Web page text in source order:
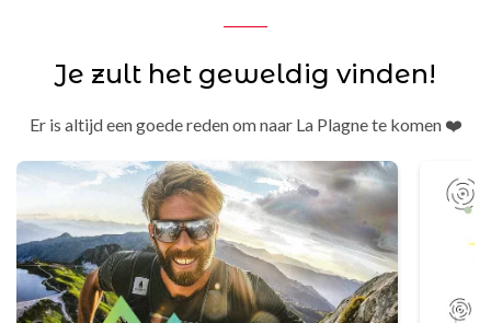
Je zult het geweldig vinden!
Er is altijd een goede reden om naar La Plagne te komen ❤️